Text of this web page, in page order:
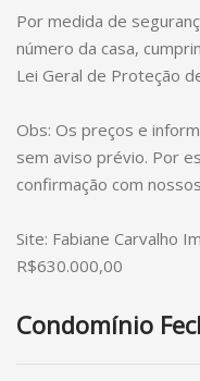
Por medida de
número da casa,
Lei Geral de Proteção
Obs: Os preços e
sem aviso prévio. Por
confirmação com
Site: Fabiane Carvalho
R$630.000,00
Condomínio